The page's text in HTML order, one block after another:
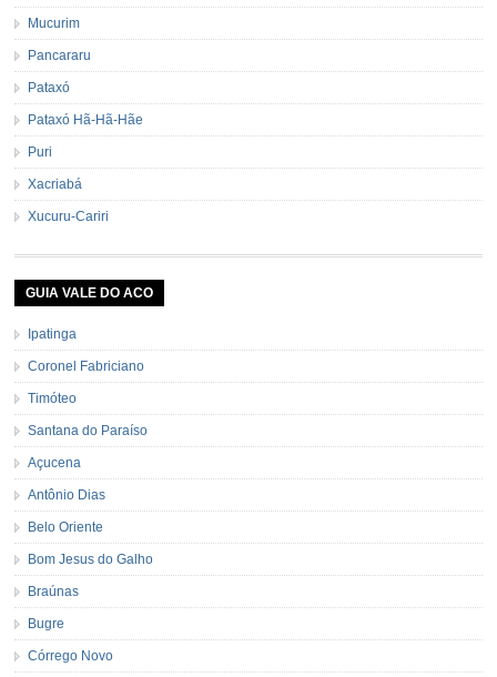
Mucurim
Pancararu
Pataxó
Pataxó Hã-Hã-Hãe
Puri
Xacriabá
Xucuru-Cariri
GUIA VALE DO ACO
Ipatinga
Coronel Fabriciano
Timóteo
Santana do Paraíso
Açucena
Antônio Dias
Belo Oriente
Bom Jesus do Galho
Braúnas
Bugre
Córrego Novo